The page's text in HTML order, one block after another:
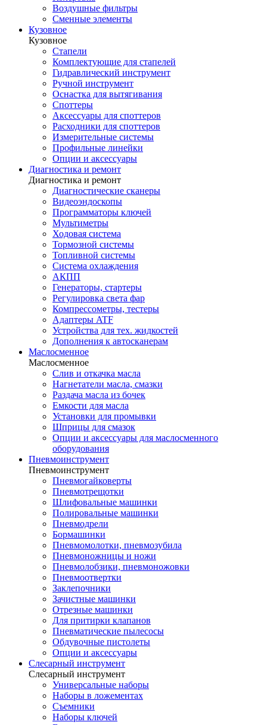
Воздушные фильтры
Сменные элементы
Кузовное
Кузовное
Стапели
Комплектующие для стапелей
Гидравлический инструмент
Ручной инструмент
Оснастка для вытягивания
Споттеры
Аксессуары для споттеров
Расходники для споттеров
Измерительные системы
Профильные линейки
Опции и аксессуары
Диагностика и ремонт
Диагностика и ремонт
Диагностические сканеры
Видеоэндоскопы
Программаторы ключей
Мультиметры
Ходовая система
Тормозной системы
Топливной системы
Система охлаждения
АКПП
Генераторы, стартеры
Регулировка света фар
Компрессометры, тестеры
Адаптеры ATF
Устройства для тех. жидкостей
Дополнения к автосканерам
Маслосменное
Маслосменное
Слив и откачка масла
Нагнетатели масла, смазки
Раздача масла из бочек
Емкости для масла
Установки для промывки
Шприцы для смазок
Опции и аксессуары для маслосменного
оборудования
Пневмоинструмент
Пневмоинструмент
Пневмогайковерты
Пневмотрещотки
Шлифовальные машинки
Полировальные машинки
Пневмодрели
Бормашинки
Пневмомолотки, пневмозубила
Пневмоножницы и ножи
Пневмолобзики, пневмоножовки
Пневмоотвертки
Заклепочники
Зачистные машинки
Отрезные машинки
Для притирки клапанов
Пневматические пылесосы
Обдувочные пистолеты
Опции и аксессуары
Слесарный инструмент
Слесарный инструмент
Универсальные наборы
Наборы в ложементах
Съемники
Наборы ключей